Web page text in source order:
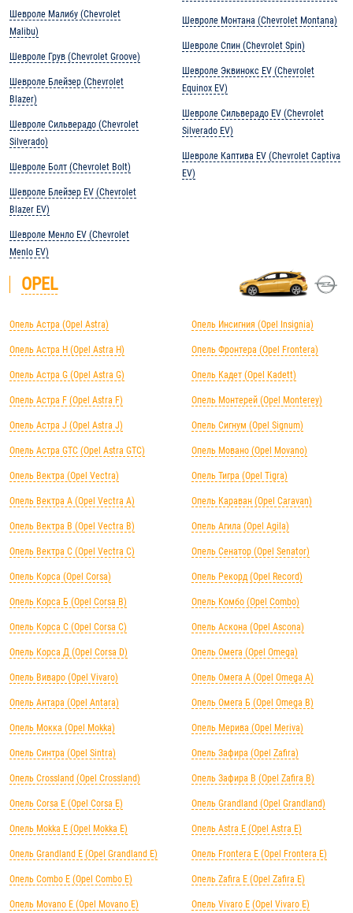
Шевроле Малибу (Chevrolet
Malibu)
Шевроле Грув (Chevrolet Groove)
Шевроле Блейзер (Chevrolet
Blazer)
Шевроле Сильверадо (Chevrolet
Silverado)
Шевроле Болт (Chevrolet Bolt)
Шевроле Блейзер EV (Chevrolet
Blazer EV)
Шевроле Менло EV (Chevrolet
Menlo EV)
Шевроле Монтана (Chevrolet Montana)
Шевроле Спин (Chevrolet Spin)
Шевроле Эквинокс EV (Chevrolet
Equinox EV)
Шевроле Сильверадо EV (Chevrolet
Silverado EV)
Шевроле Каптива EV (Chevrolet Captiva
EV)
OPEL
Опель Астра (Opel Astra)
Опель Астра H (Opel Astra H)
Опель Астра G (Opel Astra G)
Опель Астра F (Opel Astra F)
Опель Астра J (Opel Astra J)
Опель Астра GTC (Opel Astra GTC)
Опель Вектра (Opel Vectra)
Опель Вектра А (Opel Vectra А)
Опель Вектра B (Opel Vectra B)
Опель Вектра C (Opel Vectra C)
Опель Корса (Opel Corsa)
Опель Корса Б (Opel Corsa B)
Опель Корса С (Opel Corsa C)
Опель Корса Д (Opel Corsa D)
Опель Виваро (Opel Vivaro)
Опель Антара (Opel Antara)
Опель Мокка (Opel Mokka)
Опель Синтра (Opel Sintra)
Опель Crossland (Opel Crossland)
Опель Corsa E (Opel Corsa E)
Опель Mokka E (Opel Mokka E)
Опель Grandland E (Opel Grandland E)
Опель Combo E (Opel Combo E)
Опель Movano E (Opel Movano E)
Опель Инсигния (Opel Insignia)
Опель Фронтера (Opel Frontera)
Опель Кадет (Opel Kadett)
Опель Монтерей (Opel Monterey)
Опель Сигнум (Opel Signum)
Опель Мовано (Opel Movano)
Опель Тигра (Opel Tigra)
Опель Караван (Opel Caravan)
Опель Агила (Opel Agila)
Опель Сенатор (Opel Senator)
Опель Рекорд (Opel Record)
Опель Комбо (Opel Combo)
Опель Аскона (Opel Ascona)
Опель Омега (Opel Omega)
Опель Омега А (Opel Omega A)
Опель Омега Б (Opel Omega B)
Опель Мерива (Opel Meriva)
Опель Зафира (Opel Zafira)
Опель Зафира B (Opel Zafira B)
Опель Grandland (Opel Grandland)
Опель Astra E (Opel Astra E)
Опель Frontera E (Opel Frontera E)
Опель Zafira E (Opel Zafira E)
Опель Vivaro E (Opel Vivaro E)